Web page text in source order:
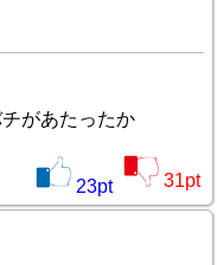
があたったか
23pt 31pt